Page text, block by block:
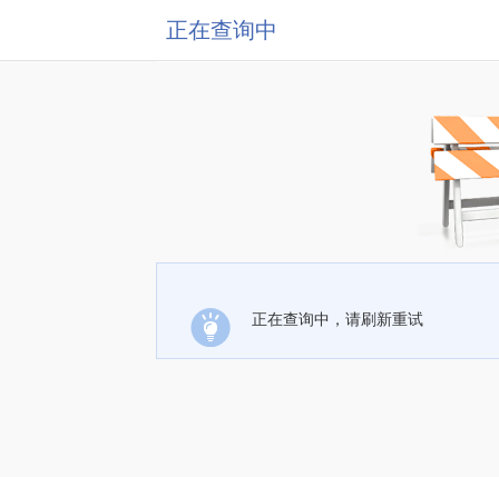
正在查询中
正在查询中，请刷新重试